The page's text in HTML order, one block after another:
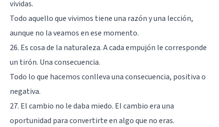
vividas.
Todo aquello que vivimos tiene una razón y una lección,
aunque no la veamos en ese momento.
26. Es cosa de la naturaleza. A cada empujón le corresponde
un tirón. Una consecuencia.
Todo lo que hacemos conlleva una consecuencia, positiva o
negativa.
27. El cambio no le daba miedo. El cambio era una
oportunidad para convertirte en algo que no eras.